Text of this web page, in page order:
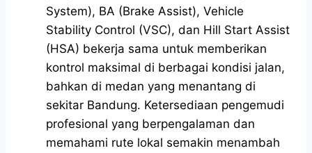
System), BA (Brake Assist), Vehicle
Stability Control (VSC), dan Hill Start Assist
(HSA) bekerja sama untuk memberikan
kontrol maksimal di berbagai kondisi jalan,
bahkan di medan yang menantang di
sekitar Bandung. Ketersediaan pengemudi
profesional yang berpengalaman dan
memahami rute lokal semakin menambah